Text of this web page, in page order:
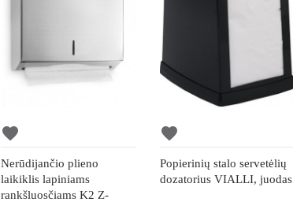
favorite
Nerūdijančio plieno
laikiklis lapiniams
rankšluosčiams K2 Z-
favorite
Popierinių stalo servetėlių
dozatorius VIALLI, juodas